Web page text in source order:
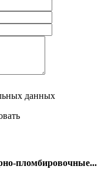
данных
пломбировочные...